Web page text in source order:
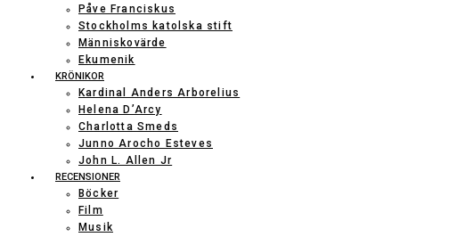
Påve Franciskus
Stockholms katolska stift
Människovärde
Ekumenik
KRÖNIKOR
Kardinal Anders Arborelius
Helena D’Arcy
Charlotta Smeds
Junno Arocho Esteves
John L. Allen Jr
RECENSIONER
Böcker
Film
Musik